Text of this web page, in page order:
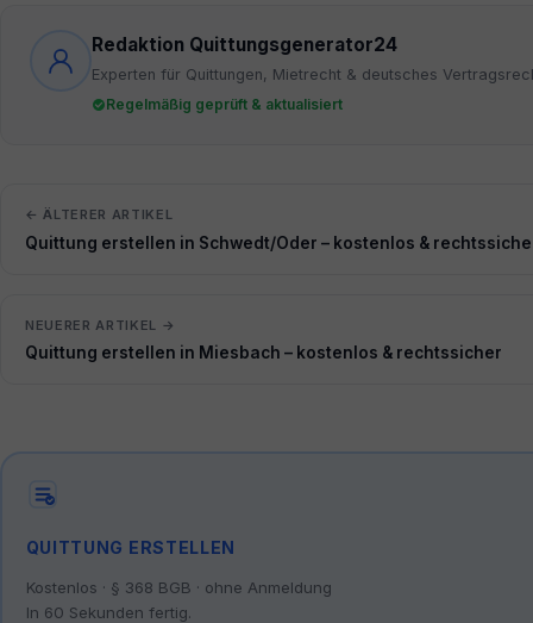
Redaktion Quittungsgenerator24
Experten für Quittungen, Mietrecht & deutsches
Regelmäßig geprüft & aktualisiert
← ÄLTERER ARTIKEL
Quittung erstellen in Schwedt/Oder – kostenlos &
NEUERER ARTIKEL →
Quittung erstellen in Miesbach – kostenlos & rechtssicher
QUITTUNG ERSTELLEN
Kostenlos · § 368 BGB · ohne Anmeldung
In 60 Sekunden fertig.